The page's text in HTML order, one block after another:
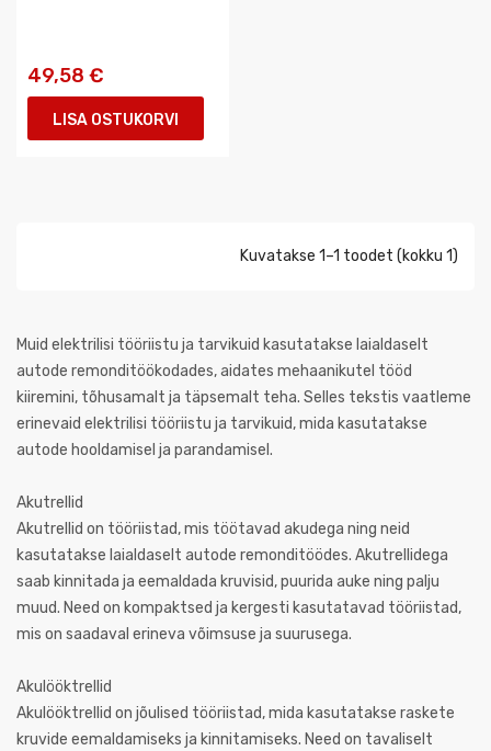
49,58 €
LISA OSTUKORVI
Kuvatakse 1–1 toodet (kokku 1)
Muid elektrilisi tööriistu ja tarvikuid kasutatakse laialdaselt
autode remonditöökodades, aidates mehaanikutel tööd
kiiremini, tõhusamalt ja täpsemalt teha. Selles tekstis vaatleme
erinevaid elektrilisi tööriistu ja tarvikuid, mida kasutatakse
autode hooldamisel ja parandamisel.
Akutrellid
Akutrellid on tööriistad, mis töötavad akudega ning neid
kasutatakse laialdaselt autode remonditöödes. Akutrellidega
saab kinnitada ja eemaldada kruvisid, puurida auke ning palju
muud. Need on kompaktsed ja kergesti kasutatavad tööriistad,
mis on saadaval erineva võimsuse ja suurusega.
Akulööktrellid
Akulööktrellid on jõulised tööriistad, mida kasutatakse raskete
kruvide eemaldamiseks ja kinnitamiseks. Need on tavaliselt